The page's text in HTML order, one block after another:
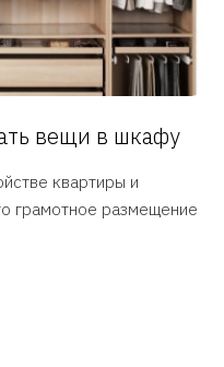
вещи в шкафу
квартиры и
грамотное размещение